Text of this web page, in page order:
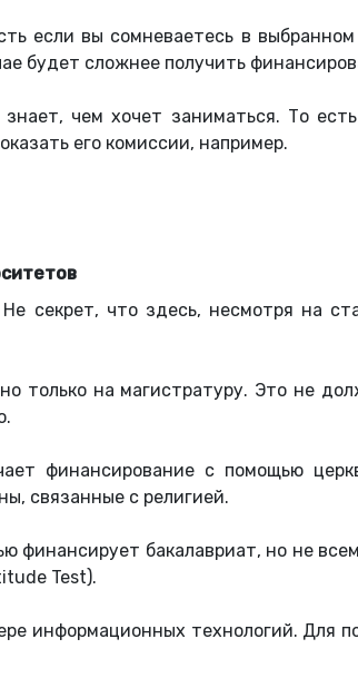
если вы сомневаетесь в
будет сложнее получить
чем хочет заниматься. То
его комиссии, например.
секрет, что здесь, несмотря на
только на магистратуру. Это не
финансирование с помощью
связанные с религией.
финансирует бакалавриат, но не
Test).
информационных технологий. Для